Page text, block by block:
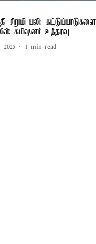
பலி: கட்டுப்பாடுகளை
கமிஷனர் உத்தரவு
2025 1 min read